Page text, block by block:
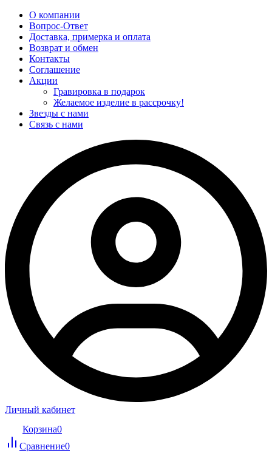
О компании
Вопрос-Ответ
Доставка, примерка и оплата
Возврат и обмен
Контакты
Соглашение
Акции
Гравировка в подарок
Желаемое изделие в рассрочку!
Звезды с нами
Связь с нами
Личный кабинет
Корзина0
Сравнение0